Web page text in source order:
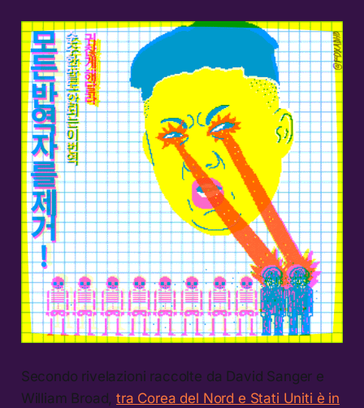
Secondo rivelazioni raccolte da David Sanger e
William Broad,tra Corea del Nord e Stati Uniti è in